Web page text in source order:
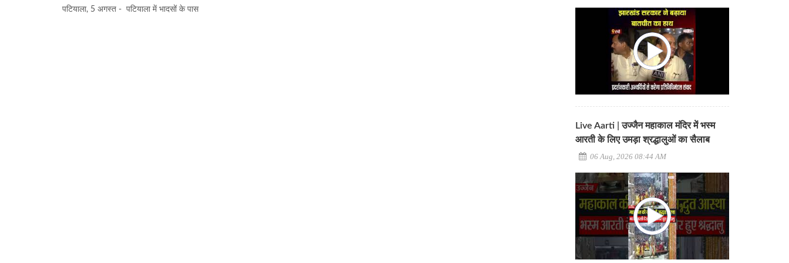
पटियाला, 5 अगस्त - पटियाला में भादसों के पास
Live Aarti | उज्जैन महाकाल मंदिर में भस्म
आरती के लिए उमड़ा श्रद्धालुओं का सैलाब
06 Aug, 2026 08:44 AM